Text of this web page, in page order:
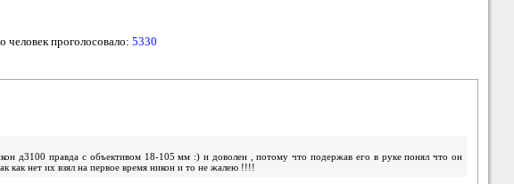
человек проголосовало: 5330
д3100 правда с объективом 18-105 мм :) и доволен , потому что подержав его в руке понял что он
нет их взял на первое время никон и то не жалею !!!!